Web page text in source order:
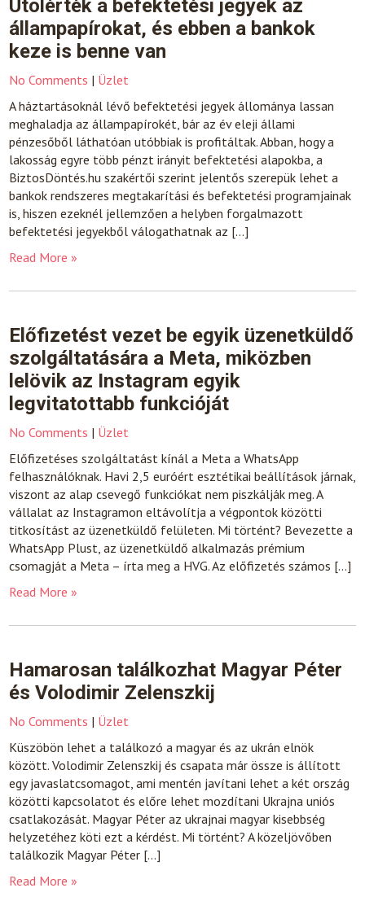
Utolérték a befektetési jegyek az
állampapírokat, és ebben a bankok
keze is benne van
No Comments | Üzlet
A háztartásoknál lévő befektetési jegyek állománya lassan
meghaladja az állampapírokét, bár az év eleji állami
pénzesőből láthatóan utóbbiak is profitáltak. Abban, hogy a
lakosság egyre több pénzt irányit befektetési alapokba, a
BiztosDöntés.hu szakértői szerint jelentős szerepük lehet a
bankok rendszeres megtakarítási és befektetési programjainak
is, hiszen ezeknél jellemzően a helyben forgalmazott
befektetési jegyekből válogathatnak az […]
Read More »
Előfizetést vezet be egyik üzenetküldő
szolgáltatására a Meta, miközben
lelövik az Instagram egyik
legvitatottabb funkcióját
No Comments | Üzlet
Előfizetéses szolgáltatást kínál a Meta a WhatsApp
felhasználóknak. Havi 2,5 euróért esztétikai beállítások járnak,
viszont az alap csevegő funkciókat nem piszkálják meg. A
vállalat az Instagramon eltávolítja a végpontok közötti
titkosítást az üzenetküldő felületen. Mi történt? Bevezette a
WhatsApp Plust, az üzenetküldő alkalmazás prémium
csomagját a Meta – írta meg a HVG. Az előfizetés számos […]
Read More »
Hamarosan találkozhat Magyar Péter
és Volodimir Zelenszkij
No Comments | Üzlet
Küszöbön lehet a találkozó a magyar és az ukrán elnök
között. Volodimir Zelenszkij és csapata már össze is állított
egy javaslatcsomagot, ami mentén javítani lehet a két ország
közötti kapcsolatot és előre lehet mozdítani Ukrajna uniós
csatlakozását. Magyar Péter az ukrajnai magyar kisebbség
helyzetéhez köti ezt a kérdést. Mi történt? A közeljövőben
találkozik Magyar Péter […]
Read More »